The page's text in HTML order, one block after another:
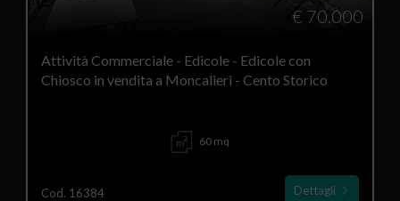
€ 70.000
Attività Commerciale - Edicole - Edicole con
Chiosco in vendita a Moncalieri - Cento Storico
60 mq
Cod. 16384 Dettagli